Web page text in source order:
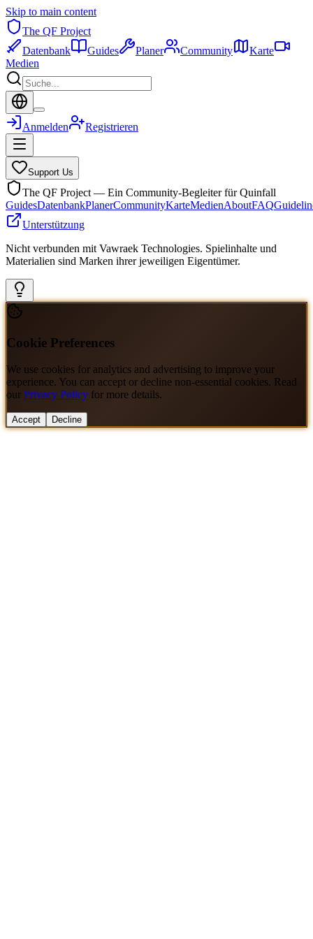
Skip to main content
The QF Project
Datenbank
Guides Planer Community
Karte
Medien
Anmelden Registrieren
Support Us
The QF Project — Ein Community-Begleiter für Quinfall
GuidesDatenbankPlanerCommunityKarteMedienAboutFAQ
Unterstützung
Nicht verbunden mit Vawraek Technologies. Spielinhalte und
Materialien sind Marken ihrer jeweiligen Eigentümer.
Cookie Preferences
We use cookies for analytics and advertising to improve your
experience. You can accept or decline non-essential cookies. Read
our Privacy Policy for more details.
Accept Decline